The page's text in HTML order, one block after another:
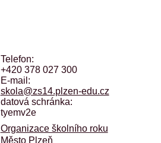
Telefon:
+420 378 027 300
E-mail:
skola@zs14.plzen-edu.cz
datová schránka:
tyemv2e
Město Plzeň
Organizace školního roku